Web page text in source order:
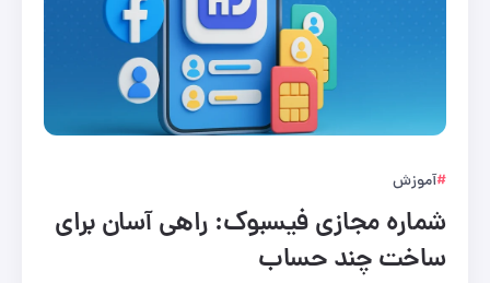
آموزش
شماره مجازی فیسبوک: راهی آسان برای
ساخت چند حساب